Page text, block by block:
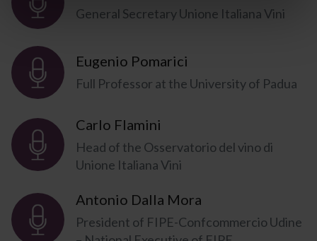
General Secretary Unione Italiana Vini
Eugenio Pomarici
Full Professor at the University of Padua
Carlo Flamini
Head of the Osservatorio del vino di
Unione Italiana Vini
Antonio Dalla Mora
President of FIPE-Confcommercio Udine